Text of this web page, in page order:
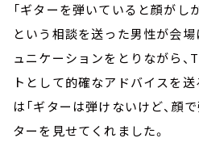
「ギターを弾いていると顔がし
という相談を送った男性が会場
ュニケーションをとりながら
トとして的確なアドバイスを
は「ギターは弾けないけど、顔
ターを見せてくれました。